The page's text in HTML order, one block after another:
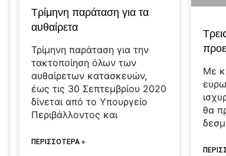
Τρίμηνη παράταση για τα
αυθαίρετα
Τρίμηνη παράταση για την
τακτοποίηση όλων των
αυθαίρετων κατασκευών,
έως τις 30 Σεπτεμβρίου 2020
δίνεται από το Υπουργείο
Περιβάλλοντος και
ΠΕΡΙΣΣΟΤΕΡΑ »
Με
θα